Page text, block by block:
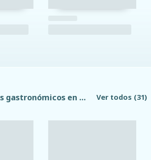
Gestores gastronómicos en Riobamba Ver todos (31)